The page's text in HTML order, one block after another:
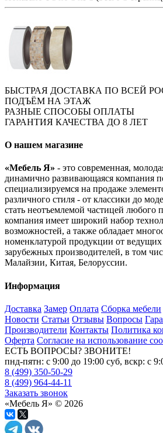
БЫСТРАЯ ДОСТАВКА ПО ВСЕЙ
ПОДЪЁМ НА ЭТАЖ
РАЗНЫЕ СПОСОБЫ ОПЛАТЫ
ГАРАНТИЯ КАЧЕСТВА ДО 8 ЛЕТ
О нашем магазине
«Мебель Я» - это современная,
динамично развивающаяся компания
специализируемся на продаже
различного стиля - от классики до
стать неотъемлемой частицей
компания имеет широкий набор
возможностей, а также обладает
номенклатурой продукции от ведущих
зарубежных производителей, в том
Малайзии, Китая, Белоруссии.
Информация
Доставка Замер Оплата Сборка мебели
Новости Статьи Отзывы Вопросы
Производители Контакты Политика
Оферта Согласие на использование
ЕСТЬ ВОПРОСЫ? ЗВОНИТЕ!
пнд-пятн: с 9:00 до 19:00 суб, вскр: с
8 (499) 350-50-29
8 (499) 964-44-11
Заказать звонок
«Мебель Я» © 2026